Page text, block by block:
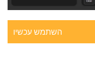
השתמש עכשיו